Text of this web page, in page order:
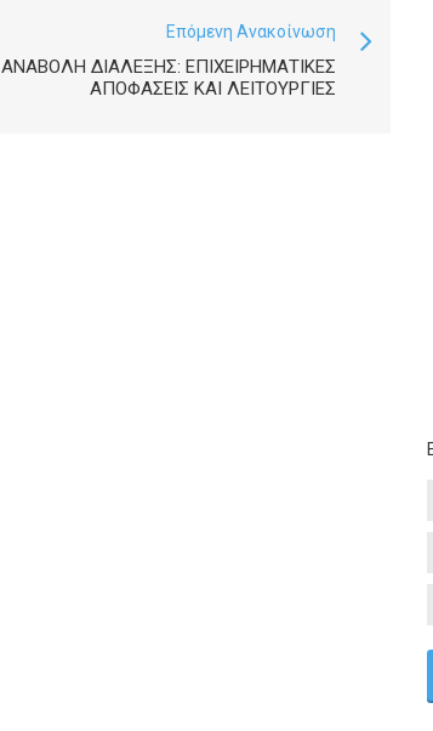
Επόμενη Ανακοίνωση
ΑΝΑΒΟΛΉ ΔΙΆΛΕΞΗΣ: ΕΠΙΧΕΙΡΗΜΑΤΙΚΈΣ
ΑΠΟΦΆΣΕΙΣ ΚΑΙ ΛΕΙΤΟΥΡΓΊΕΣ